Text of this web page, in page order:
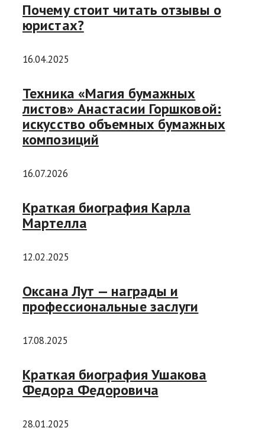
Почему стоит читать отзывы о
юристах?
16.04.2025
Техника «Магия бумажных
листов» Анастасии Горшковой:
искусство объемных бумажных
композиций
16.07.2026
Краткая биография Карла
Мартелла
12.02.2025
Оксана Лут — награды и
профессиональные заслуги
17.08.2025
Краткая биография Ушакова
Федора Федоровича
28.01.2025